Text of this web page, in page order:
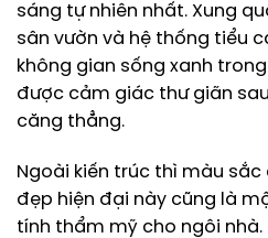
sáng tự nhiên nhất. Xung
sân vườn và hệ thống tiểu
không gian sống xanh
được cảm giác thư giãn
căng thẳng.
Ngoài kiến trúc thì màu
đẹp hiện đại này cũng là
tính thẩm mỹ cho ngôi nhà.